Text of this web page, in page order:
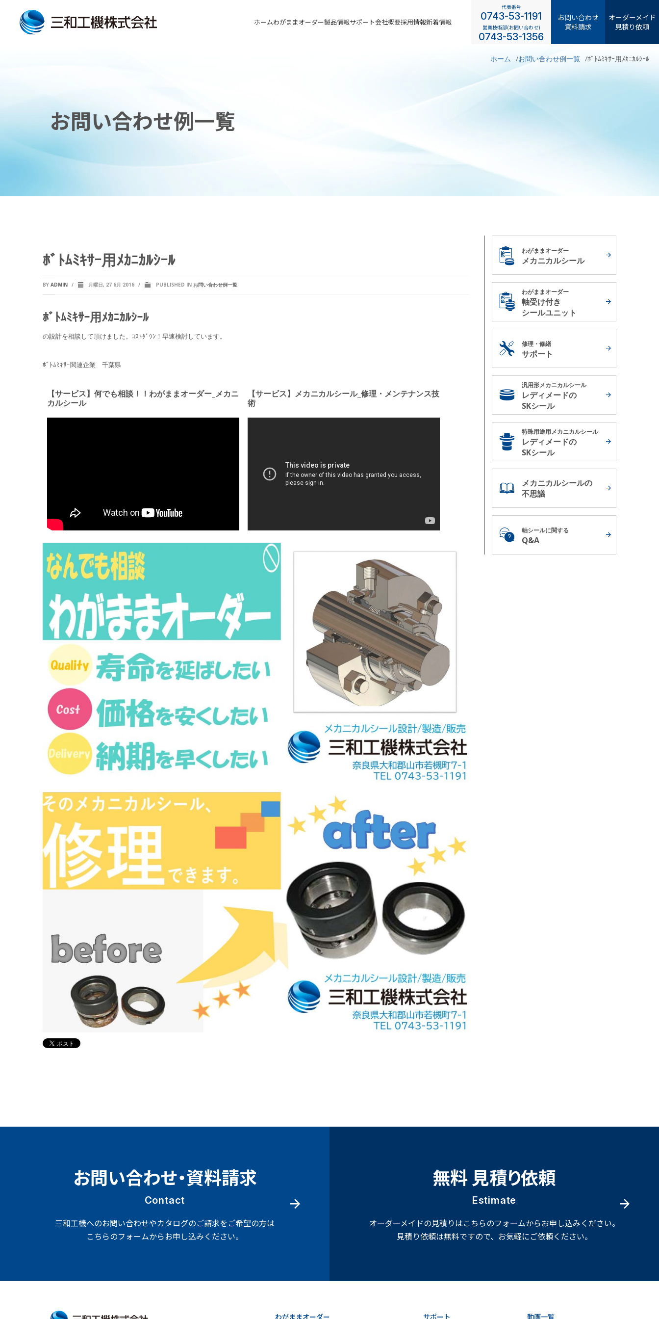
ホームわがままオーダー製品情報サポート会社概要採用情報新着情報
代表番号
0743-53-1191
営業技術部(お問い合わせ)
0743-53-1356
お問い合わせ
資料請求
オーダーメイド
見積り依頼
ホーム お問い合わせ例一覧 ﾎﾞﾄﾑﾐｷｻｰ用ﾒｶﾆｶﾙｼｰﾙ
お問い合わせ例一覧
ﾎﾞﾄﾑﾐｷｻｰ用ﾒｶﾆｶﾙｼｰﾙ
BY ADMIN / 月曜日, 27 6月 2016 / PUBLISHED IN お問い合わせ例一覧
ﾎﾞﾄﾑﾐｷｻｰ用ﾒｶﾆｶﾙｼｰﾙ
の設計を相談して頂けました。ｺｽﾄﾀﾞｳﾝ！早速検討しています。
ﾎﾞﾄﾑﾐｷｻｰ関連企業 千葉県
【サービス】何でも相談！！わがままオーダー_メカニ
カルシール
【サービス】メカニカルシール_修理・メンテナンス技
術
わがままオーダー
メカニカルシール
わがままオーダー
軸受け付き
シールユニット
修理・修繕
サポート
汎用形メカニカルシール
レディメードの
SKシール
特殊用途用メカニカルシール
レディメードの
SKシール
メカニカルシールの
不思議
軸シールに関する
Q&A
お問い合わせ・資料請求
Contact
三和工機へのお問い合わせやカタログのご請求をご希望の方は
こちらのフォームからお申し込みください。
無料 見積り依頼
Estimate
オーダーメイドの見積りはこちらのフォームからお申し込みください。
見積り依頼は無料ですので、お気軽にご依頼ください。
わがままオーダー サポート 動画一覧